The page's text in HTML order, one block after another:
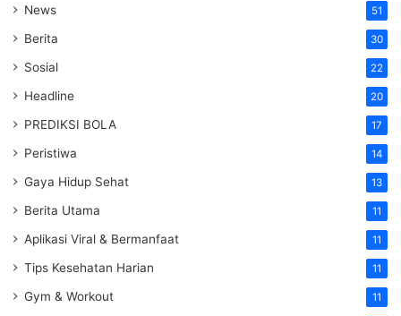
News 51
Berita 30
Sosial 22
Headline 20
PREDIKSI BOLA 17
Peristiwa 14
Gaya Hidup Sehat 13
Berita Utama 11
Aplikasi Viral & Bermanfaat 11
Tips Kesehatan Harian 11
Gym & Workout 11